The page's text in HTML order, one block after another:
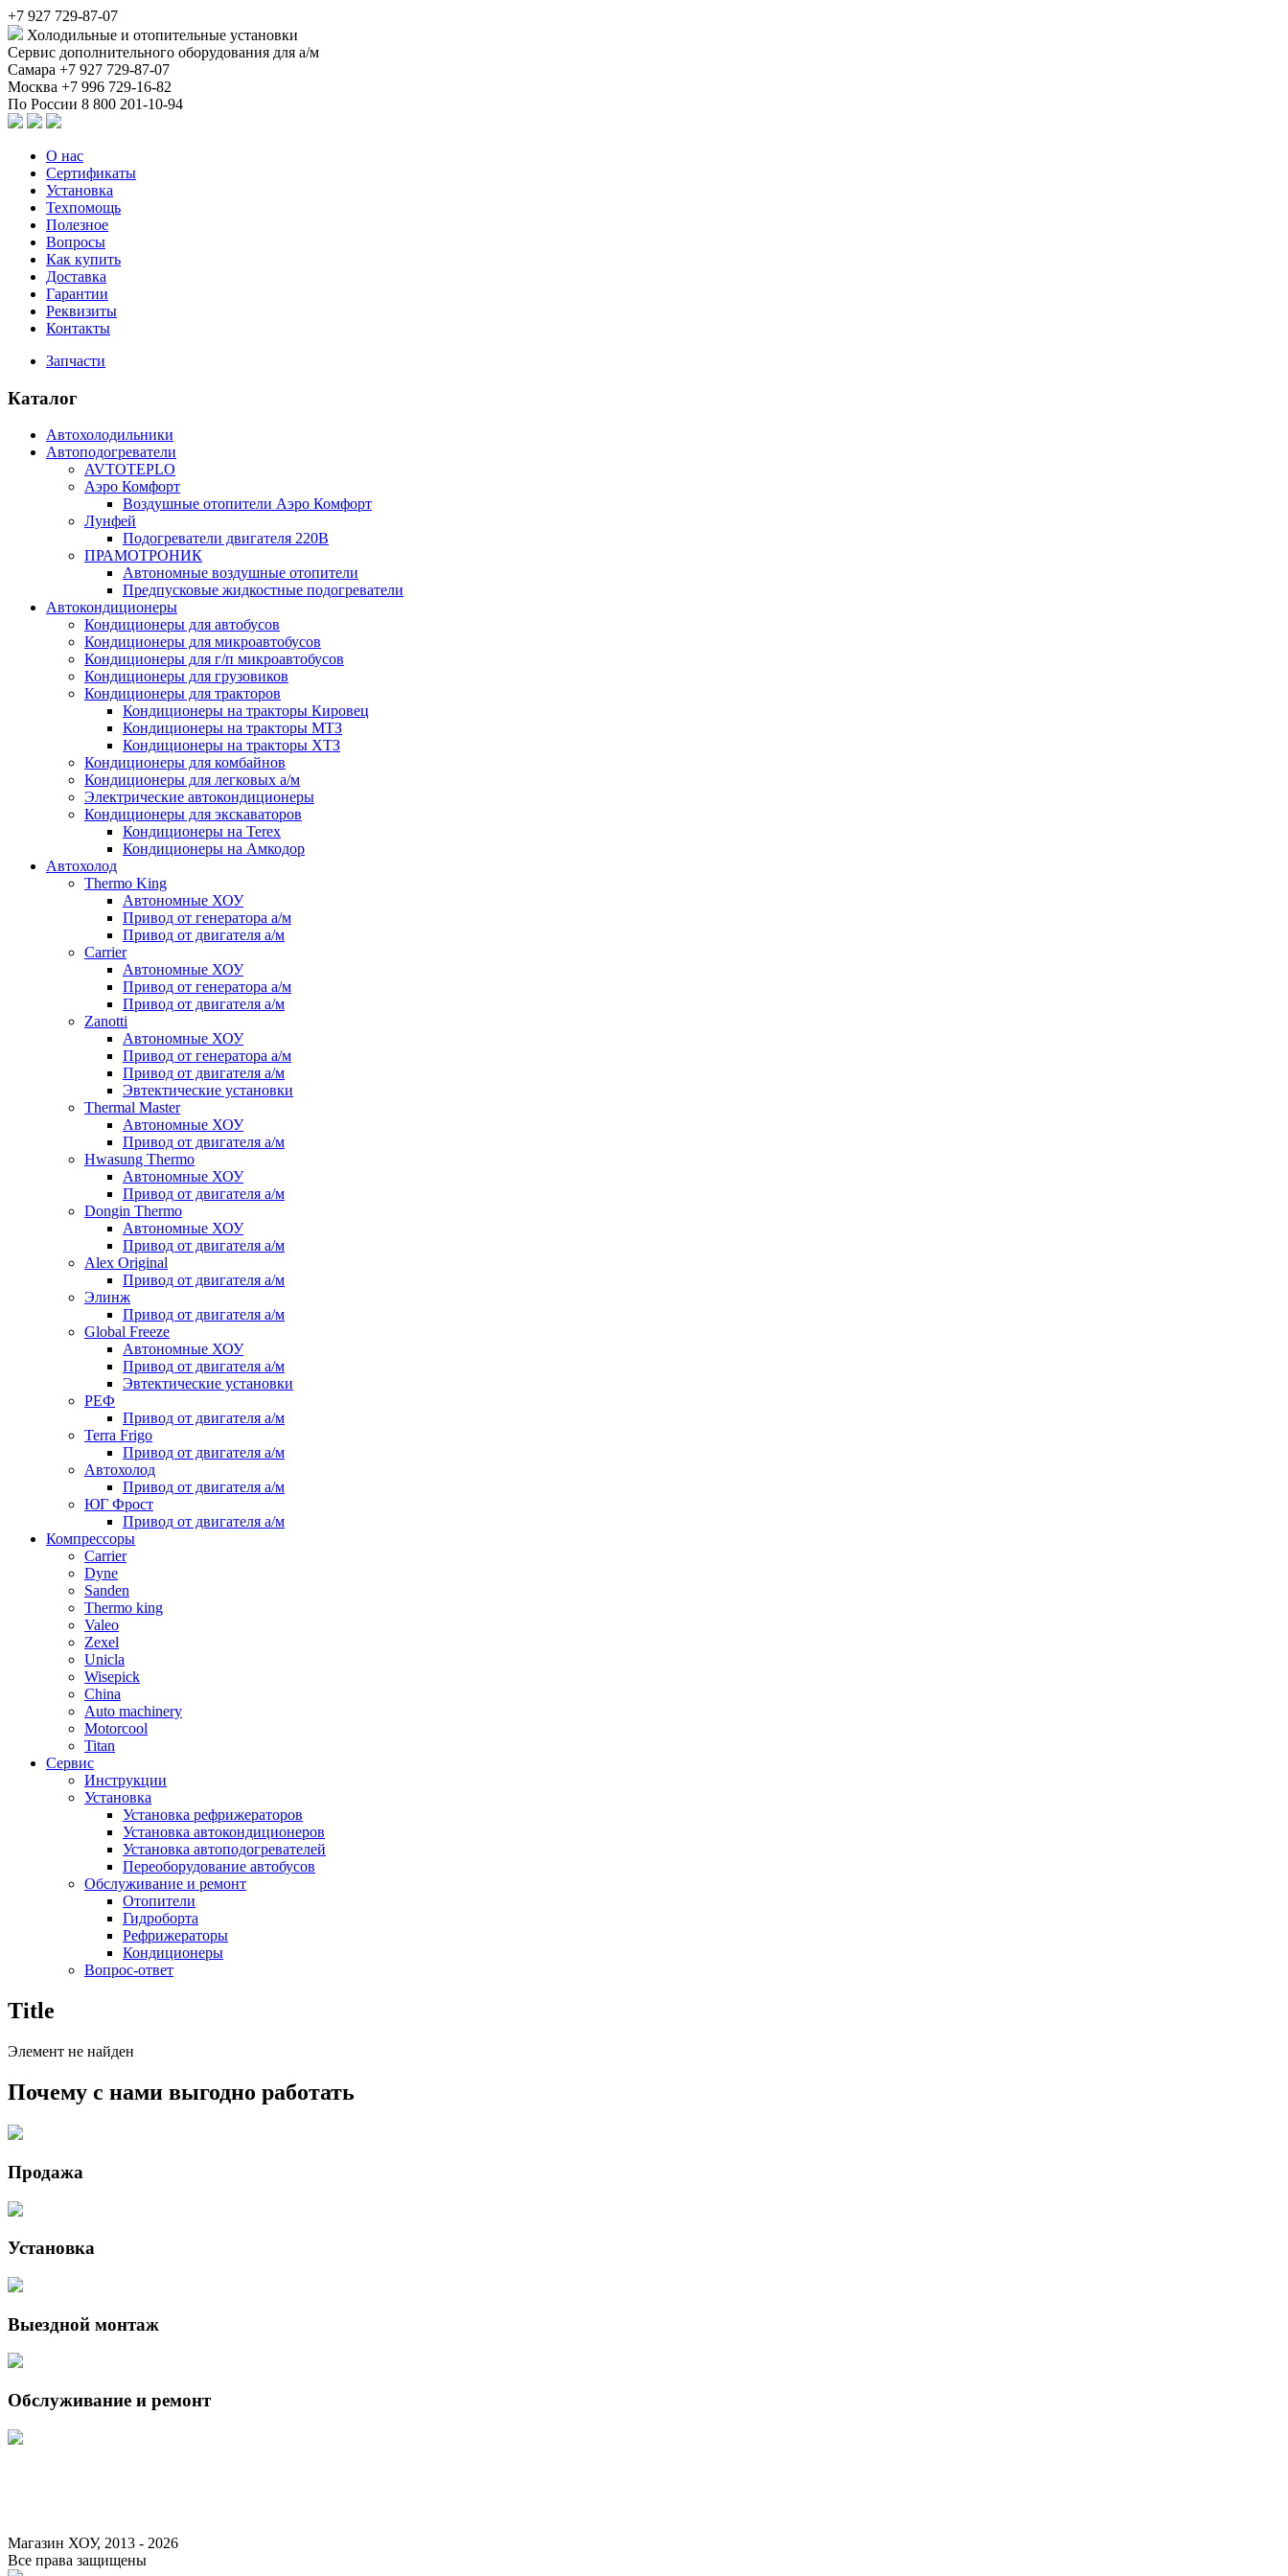
+7 927 729-87-07
Холодильные и отопительные установки
Сервис дополнительного оборудования для а/м
Самара +7 927 729-87-07
Москва +7 996 729-16-82
По России 8 800 201-10-94
О нас
Сертификаты
Установка
Техпомощь
Полезное
Вопросы
Как купить
Доставка
Гарантии
Реквизиты
Контакты
Запчасти
Каталог
Автохолодильники
Автоподогреватели
AVTOTEPLO
Аэро Комфорт
Воздушные отопители Аэро Комфорт
Лунфей
Подогреватели двигателя 220В
ПРАМОТРОНИК
Автономные воздушные отопители
Предпусковые жидкостные подогреватели
Автокондиционеры
Кондиционеры для автобусов
Кондиционеры для микроавтобусов
Кондиционеры для г/п микроавтобусов
Кондиционеры для грузовиков
Кондиционеры для тракторов
Кондиционеры на тракторы Кировец
Кондиционеры на тракторы МТЗ
Кондиционеры на тракторы ХТЗ
Кондиционеры для комбайнов
Кондиционеры для легковых а/м
Электрические автокондиционеры
Кондиционеры для экскаваторов
Кондиционеры на Terex
Кондиционеры на Амкодор
Автохолод
Thermo King
Автономные ХОУ
Привод от генератора а/м
Привод от двигателя а/м
Carrier
Автономные ХОУ
Привод от генератора а/м
Привод от двигателя а/м
Zanotti
Автономные ХОУ
Привод от генератора а/м
Привод от двигателя а/м
Эвтектические установки
Thermal Master
Автономные ХОУ
Привод от двигателя а/м
Hwasung Thermo
Автономные ХОУ
Привод от двигателя а/м
Dongin Thermo
Автономные ХОУ
Привод от двигателя а/м
Alex Original
Привод от двигателя а/м
Элинж
Привод от двигателя а/м
Global Freeze
Автономные ХОУ
Привод от двигателя а/м
Эвтектические установки
РЕФ
Привод от двигателя а/м
Terra Frigo
Привод от двигателя а/м
Автохолод
Привод от двигателя а/м
ЮГ Фрост
Привод от двигателя а/м
Компрессоры
Carrier
Dyne
Sanden
Thermo king
Valeo
Zexel
Unicla
Wisepick
China
Auto machinery
Motorcool
Titan
Сервис
Инструкции
Установка
Установка рефрижераторов
Установка автокондиционеров
Установка автоподогревателей
Переоборудование автобусов
Обслуживание и ремонт
Отопители
Гидроборта
Рефрижераторы
Кондиционеры
Вопрос-ответ
Title
Элемент не найден
Почему с нами выгодно работать
Продажа
Установка
Выездной монтаж
Обслуживание и ремонт
Магазин ХОУ, 2013 - 2026
Все права защищены